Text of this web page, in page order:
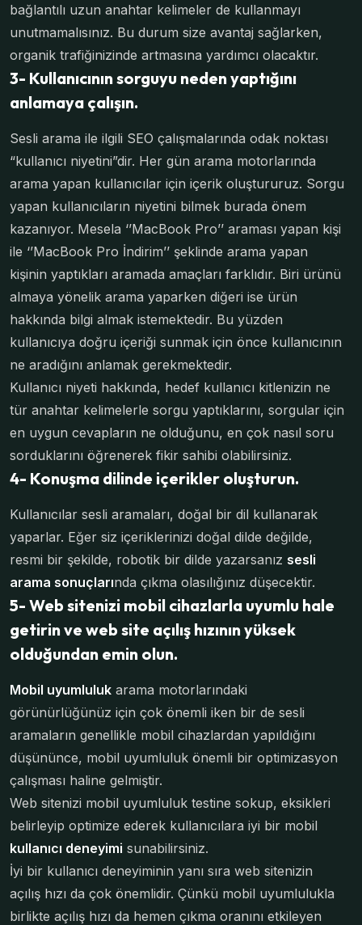
bağlantılı uzun anahtar kelimeler de kullanmayı
unutmamalısınız. Bu durum size avantaj sağlarken,
organik trafiğinizinde artmasına yardımcı olacaktır.
3- Kullanıcının sorguyu neden yaptığını
anlamaya çalışın.
Sesli arama ile ilgili SEO çalışmalarında odak noktası
“kullanıcı niyetini”dir. Her gün arama motorlarında
arama yapan kullanıcılar için içerik oluştururuz. Sorgu
yapan kullanıcıların niyetini bilmek burada önem
kazanıyor. Mesela ‘’MacBook Pro’’ araması yapan kişi
ile ‘’MacBook Pro İndirim’’ şeklinde arama yapan
kişinin yaptıkları aramada amaçları farklıdır. Biri ürünü
almaya yönelik arama yaparken diğeri ise ürün
hakkında bilgi almak istemektedir. Bu yüzden
kullanıcıya doğru içeriği sunmak için önce kullanıcının
ne aradığını anlamak gerekmektedir.
Kullanıcı niyeti hakkında, hedef kullanıcı kitlenizin ne
tür anahtar kelimelerle sorgu yaptıklarını, sorgular için
en uygun cevapların ne olduğunu, en çok nasıl soru
sorduklarını öğrenerek fikir sahibi olabilirsiniz.
4- Konuşma dilinde içerikler oluşturun.
Kullanıcılar sesli aramaları, doğal bir dil kullanarak
yaparlar. Eğer siz içeriklerinizi doğal dilde değilde,
resmi bir şekilde, robotik bir dilde yazarsanız sesli
arama sonuçlarında çıkma olasılığınız düşecektir.
5- Web sitenizi mobil cihazlarla uyumlu hale
getirin ve web site açılış hızının yüksek
olduğundan emin olun.
Mobil uyumluluk arama motorlarındaki
görünürlüğünüz için çok önemli iken bir de sesli
aramaların genellikle mobil cihazlardan yapıldığını
düşününce, mobil uyumluluk önemli bir optimizasyon
çalışması haline gelmiştir.
Web sitenizi mobil uyumluluk testine sokup, eksikleri
belirleyip optimize ederek kullanıcılara iyi bir mobil
kullanıcı deneyimi sunabilirsiniz.
İyi bir kullanıcı deneyiminin yanı sıra web sitenizin
açılış hızı da çok önemlidir. Çünkü mobil uyumlulukla
birlikte açılış hızı da hemen çıkma oranını etkileyen